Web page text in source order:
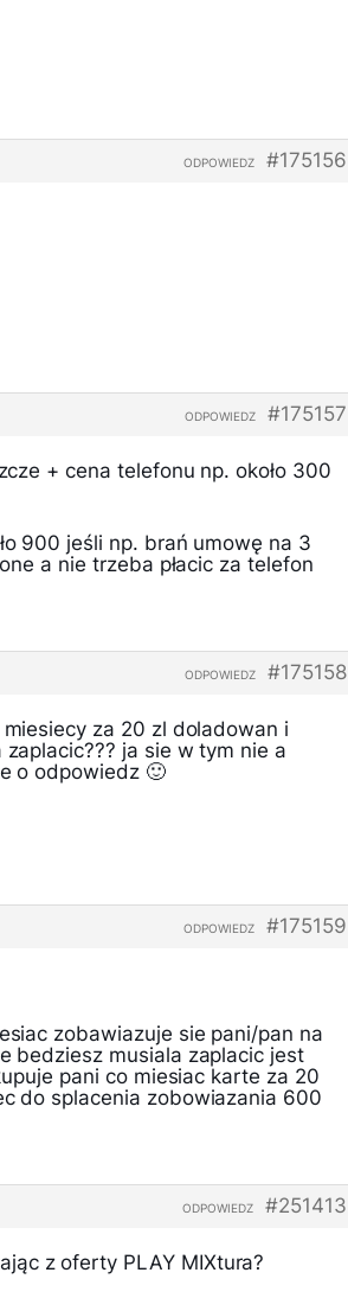
#175156
ODPOWIEDZ
#175157
ODPOWIEDZ
+ cena telefonu np. około 300
900 jeśli np. brań umowę na 3
a nie trzeba płacic za telefon
#175158
ODPOWIEDZ
za 20 zl doladowan i
ja sie w tym nie a
o odpowiedz 🙂
#175159
ODPOWIEDZ
zobawiazuje sie pani/pan na
bedziesz musiala zaplacic jest
pani co miesiac karte za 20
do splacenia zobowiazania 600
#251413
ODPOWIEDZ
z oferty PLAY MIXtura?